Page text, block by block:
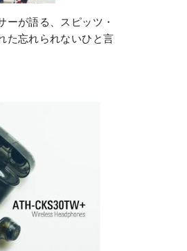
ーが語る、スピッツ・
た忘れられないひと言